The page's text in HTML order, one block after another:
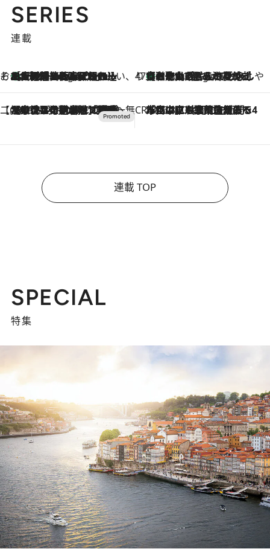
SERIES
連載
そおだよおこの関西おいしい、おやつ紀行
6 Hours Ago
［大阪府箕面市］一皿一皿目の前で仕上げられる、料理を巧みに組み込んだアシェットデセールコース「ミチル アシェット デセール（Michiru assiette dessert）」 47都道府県の手みやげ ひんやりスイーツで夏を満喫
6 Hours Ago
【和歌山県】この夏絶対食べたい 冷やしておいしいおやつ3選 みかんがごろっと丸ごと入ったジュレ
【CREA×星野リゾート】唯一無二。癒しと発見が待つ場所へ
2026.8.7
【トンボの足水浴】ヒノキの香りに包まれて涼感マックス！約13℃の湧水かけ流しを避暑地「星野温泉 トンボの湯」で体験 CREA'S CHOICE
2026.8.7
「立川にも歌舞伎があるんだよ」 片岡仁左衛門・市川中車ら豪華座組みで4年目の立川立飛歌舞伎へ
連載 TOP
SPECIAL
特集